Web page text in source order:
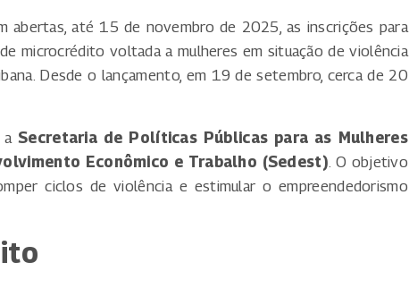
abertas, até 15 de novembro de 2025, as inscrições para
microcrédito voltada a mulheres em situação de violência
Desde o lançamento, em 19 de setembro, cerca de 20
aSecretaria de Políticas Públicas para as Mulheres
Econômico e Trabalho (Sedest) . O objetivo
ciclos de violência e estimular o empreendedorismo